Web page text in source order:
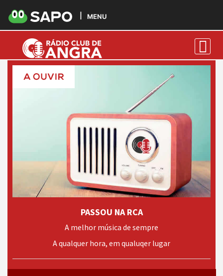
MENU
Primeira
PASSOU NA RCA
A melhor música de sempre
A qualquer hora, em qualuqer lugar